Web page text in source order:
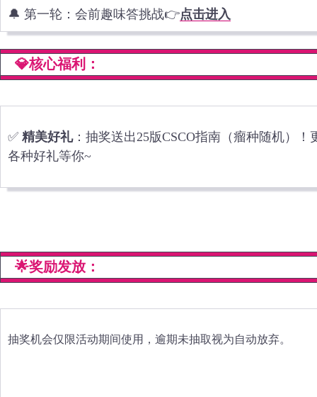
🔔 第一轮：会前趣味答挑战👉点击进入
💎核心福利：
✅ 精美好礼：抽奖送出25版CSCO指南（瘤种随机）！
各种好礼等你~
🌟奖励发放：
抽奖机会仅限活动期间使用，逾期未抽取视为自动放弃。